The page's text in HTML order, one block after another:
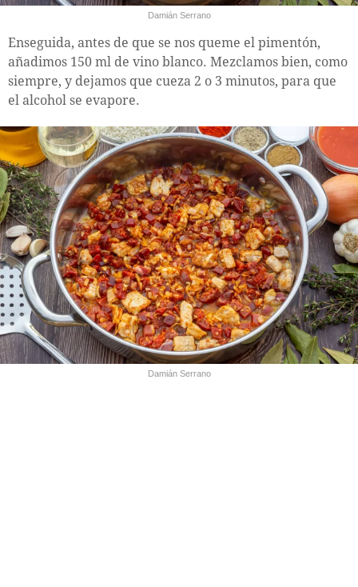
Damián Serrano
Enseguida, antes de que se nos queme el pimentón,
añadimos 150 ml de vino blanco. Mezclamos bien, como
siempre, y dejamos que cueza 2 o 3 minutos, para que
el alcohol se evapore.
Damián Serrano